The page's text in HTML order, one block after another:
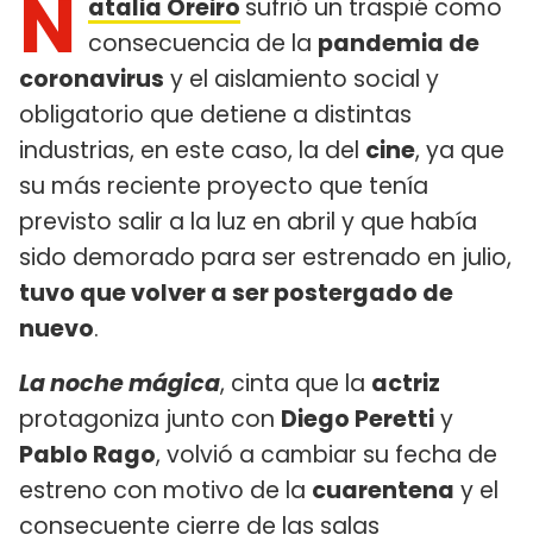
N atalia Oreiro sufrió un traspié como
consecuencia de la pandemia de
coronavirus y el aislamiento social y
obligatorio que detiene a distintas
industrias, en este caso, la del cine, ya que
su más reciente proyecto que tenía
previsto salir a la luz en abril y que había
sido demorado para ser estrenado en julio,
tuvo que volver a ser postergado de
nuevo.
La noche mágica, cinta que la actriz
protagoniza junto con Diego Perettiy
Pablo Rago, volvió a cambiar su fecha de
estreno con motivo de la cuarentena y el
consecuente cierre de las salas